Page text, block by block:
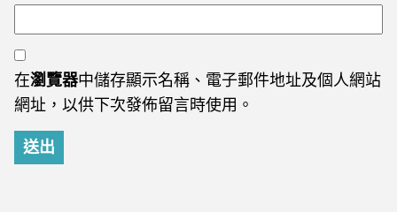
在瀏覽器中儲存顯示名稱、電子郵件地址及個人網站
網址，以供下次發佈留言時使用。